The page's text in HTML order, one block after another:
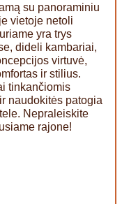
su panoraminiu
vietoje netoli
yra trys
dideli kambariai,
virtuvė,
ir stilius.
tinkančiomis
naudokitės patogia
Nepraleiskite
rajone!